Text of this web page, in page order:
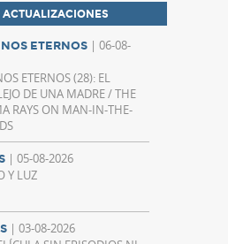
ACTUALIZACIONES
ETERNOS | 06-08-
ETERNOS (28): EL
DE UNA MADRE / THE
RAYS ON MAN-IN-THE-
| 05-08-2026
Y LUZ
| 03-08-2026